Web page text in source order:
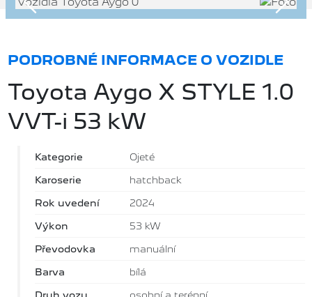
Předchozí
PODROBNÉ INFORMACE O VOZIDLE
Toyota Aygo X STYLE 1.0
VVT-i 53 kW
Kategorie Ojeté
Karoserie hatchback
Rok uvedení 2024
Výkon 53 kW
Převodovka manuální
Barva bílá